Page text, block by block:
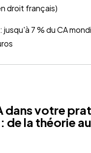
droit français)
: jusqu'à 7 % du CA
dans votre
de la théorie au